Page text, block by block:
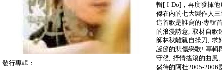
輯[ I Do] , 再度發揮他
傑在內的七大製作人
這首歌是誰寫的·專輯
的浪漫詩意, 取材自歌
師林秋離親自操刀, 求
誕節的悲傷戀歌! 專輯
守候, 抒情搖滾的曲風
盛待的阿杜2005-
發行專輯：